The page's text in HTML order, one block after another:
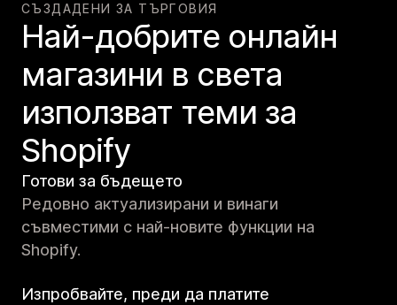
СЪЗДАДЕНИ ЗА ТЪРГОВИЯ
Най-добрите онлайн
магазини в света
използват теми за
Shopify
Готови за бъдещето
Редовно актуализирани и винаги
съвместими с най-новите функции на
Shopify.
Изпробвайте, преди да платите